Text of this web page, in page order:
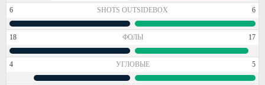
6 SHOTS OUTSIDEBOX 6
18 ФОЛЫ 17
4 УГЛОВЫЕ 5